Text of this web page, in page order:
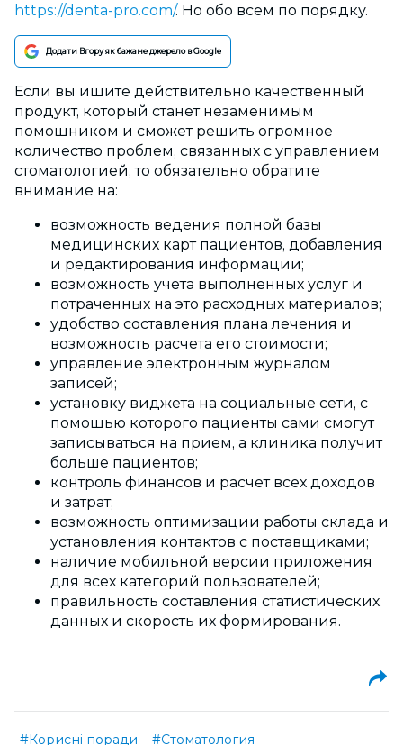
https://denta-pro.com/. Но обо всем по порядку.
Додати Вгору як бажане джерело в Google
Если вы ищите действительно качественный
продукт, который станет незаменимым
помощником и сможет решить огромное
количество проблем, связанных с управлением
стоматологией, то обязательно обратите
внимание на:
возможность ведения полной базы
медицинских карт пациентов, добавления
и редактирования информации;
возможность учета выполненных услуг и
потраченных на это расходных материалов;
удобство составления плана лечения и
возможность расчета его стоимости;
управление электронным журналом
записей;
установку виджета на социальные сети, с
помощью которого пациенты сами смогут
записываться на прием, а клиника получит
больше пациентов;
контроль финансов и расчет всех доходов
и затрат;
возможность оптимизации работы склада и
установления контактов с поставщиками;
наличие мобильной версии приложения
для всех категорий пользователей;
правильность составления статистических
данных и скорость их формирования.
#Корисні поради #Стоматология